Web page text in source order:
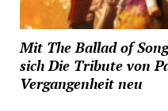
Mit The Ballad of
sich Die Tribute von
Vergangenheit neu